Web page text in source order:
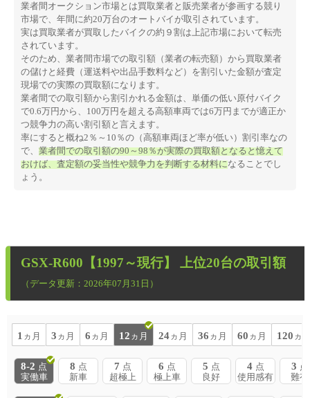
業者間オークション市場とは買取業者と販売業者が参画する競り
市場で、年間に約20万台のオートバイが取引されています。
実は買取業者が買取したバイクの約９割は上記市場において転売
されています。
そのため、業者間市場での取引額（業者の転売額）から買取業者
の儲けと経費（運送料や出品手数料など）を割引いた金額が査定
現場での実際の買取額になります。
業者間での取引額から割引かれる金額は、単価の低い原付バイク
で0.6万円から、100万円を超える高額車両では6万円までが適正か
つ競争力の高い割引額と言えます。
率にすると概ね2％～10％の（高額車両ほど率が低い）割引率なの
で、 業者間での取引額の90～98％が実際の買取額となると憶えて
おけば、査定額の妥当性や競争力を判断する材料になることでし
ょう。
GSX-R600【1997～現行】 上位20台の取引額
（データ更新：2026年07月31日）
1 ヵ月 3 ヵ月 6 ヵ月 12 ヵ月 24 ヵ月 36 ヵ月 60 ヵ月 120 ヵ
8-2 点
実働車
8 点
新車
7 点
超極上
6 点
極上車
5 点
良好
4 点
使用感有
3 点
難有